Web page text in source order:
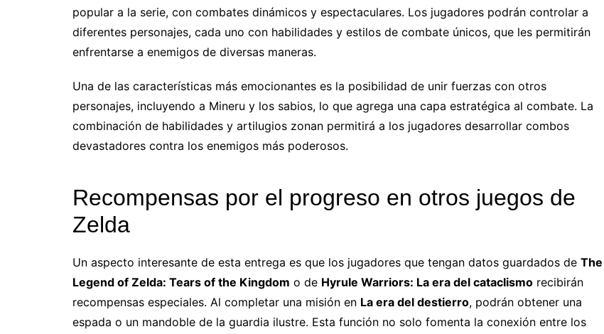
popular a la serie, con combates dinámicos y espectaculares. Los jugadores podrán controlar a
diferentes personajes, cada uno con habilidades y estilos de combate únicos, que les permitirán
enfrentarse a enemigos de diversas maneras.
Una de las características más emocionantes es la posibilidad de unir fuerzas con otros
personajes, incluyendo a Mineru y los sabios, lo que agrega una capa estratégica al combate. La
combinación de habilidades y artilugios zonan permitirá a los jugadores desarrollar combos
devastadores contra los enemigos más poderosos.
Recompensas por el progreso en otros juegos de
Zelda
Un aspecto interesante de esta entrega es que los jugadores que tengan datos guardados de The
Legend of Zelda: Tears of the Kingdom o de Hyrule Warriors: La era del cataclismo recibirán
recompensas especiales. Al completar una misión en La era del destierro, podrán obtener una
espada o un mandoble de la guardia ilustre. Esta función no solo fomenta la conexión entre los